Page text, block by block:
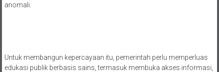
anomali.
Untuk membangun kepercayaan itu, pemerintah perlu memperluas
edukasi publik berbasis sains, termasuk membuka akses informasi,